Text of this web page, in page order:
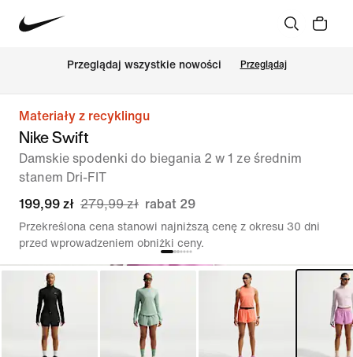
Przeglądaj wszystkie nowości Przeglądaj
Materiały z recyklingu
Nike Swift
Damskie spodenki do biegania 2 w 1 ze średnim
stanem Dri-FIT
199,99 zł 279,99 zł rabat 29
Przekreślona cena stanowi najniższą cenę z okresu 30 dni
przed wprowadzeniem obniżki ceny.